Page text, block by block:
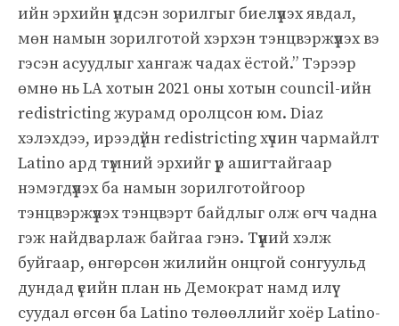
ийн эрхийн үндсэн зорилгыг биелүүлэх явдал,
мөн намын зорилготой хэрхэн тэнцвэржүүлэх вэ
гэсэн асуудлыг хангаж чадах ёстой.” Тэрээр
өмнө нь LA хотын 2021 оны хотын council-ийн
redistricting журамд оролцсон юм. Diaz
хэлэхдээ, ирээдүйн redistricting хүчин чармайлт
Latino ард түмний эрхийг үр ашигтайгаар
нэмэгдүүлэх ба намын зорилготойгоор
тэнцвэржүүлэх тэнцвэрт байдлыг олж өгч чадна
гэж найдварлаж байгаа гэнэ. Түүний хэлж
буйгаар, өнгөрсөн жилийн онцгой сонгуульд
дундад үеийн план нь Демократ намд илүү
суудал өгсөн ба Latino төлөөллийг хоёр Latino-